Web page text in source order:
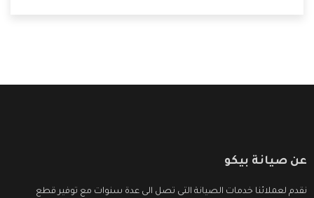
عن صيانة بيكو
نقدم لعملائنا خدمات الصيانة التى تصل الى عدة سنوات مع توفير قطع